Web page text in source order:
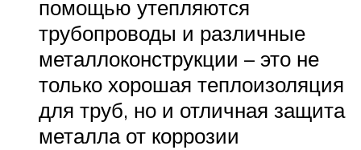
помощью утепляются
трубопроводы и различные
металлоконструкции – это не
только хорошая теплоизоляция
для труб, но и отличная защита
металла от коррозии